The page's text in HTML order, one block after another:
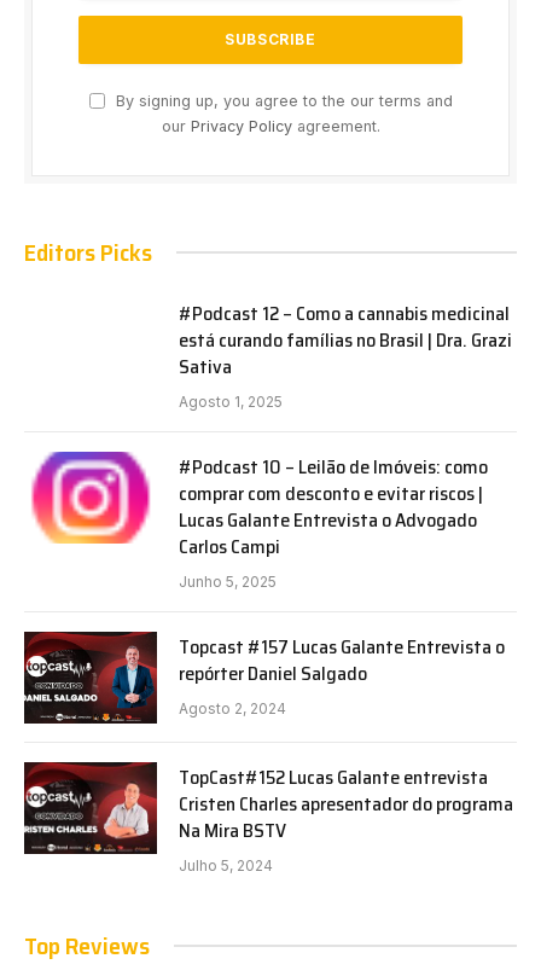
By signing up, you agree to the our terms and
our Privacy Policyagreement.
Editors Picks
#Podcast 12 – Como a cannabis medicinal
está curando famílias no Brasil | Dra. Grazi
Sativa
Agosto 1, 2025
#Podcast 10 – Leilão de Imóveis: como
comprar com desconto e evitar riscos |
Lucas Galante Entrevista o Advogado
Carlos Campi
Junho 5, 2025
Topcast #157 Lucas Galante Entrevista o
repórter Daniel Salgado
Agosto 2, 2024
TopCast#152 Lucas Galante entrevista
Cristen Charles apresentador do programa
Na Mira BSTV
Julho 5, 2024
Top Reviews